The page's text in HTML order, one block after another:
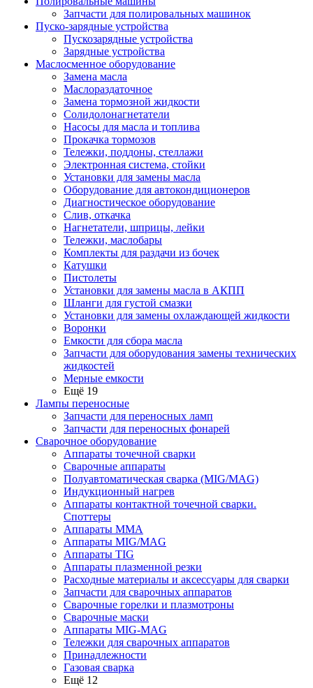
Запчасти для полировальных машинок
Пуско-зарядные устройства
Пускозарядные устройства
Зарядные устройства
Маслосменное оборудование
Замена масла
Маслораздаточное
Замена тормозной жидкости
Солидолонагнетатели
Насосы для масла и топлива
Прокачка тормозов
Тележки, поддоны, стеллажи
Электронная система, стойки
Установки для замены масла
Оборудование для автокондиционеров
Диагностическое оборудование
Слив, откачка
Нагнетатели, шприцы, лейки
Тележки, маслобары
Комплекты для раздачи из бочек
Катушки
Пистолеты
Установки для замены масла в АКПП
Шланги для густой смазки
Установки для замены охлаждающей жидкости
Воронки
Емкости для сбора масла
Запчасти для оборудования замены технических
жидкостей
Мерные емкости
Ещё 19
Лампы переносные
Запчасти для переносных ламп
Запчасти для переносных фонарей
Сварочное оборудование
Аппараты точечной сварки
Сварочные аппараты
Полуавтоматическая сварка (MIG/MAG)
Индукционный нагрев
Аппараты контактной точечной сварки.
Споттеры
Аппараты MMA
Аппараты MIG/MAG
Аппараты TIG
Аппараты плазменной резки
Расходные материалы и аксессуары для сварки
Запчасти для сварочных аппаратов
Сварочные горелки и плазмотроны
Сварочные маски
Аппараты MIG-MAG
Тележки для сварочных аппаратов
Принадлежности
Газовая сварка
Ещё 12